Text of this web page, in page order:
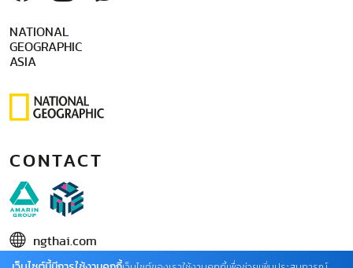
NATIONAL
GEOGRAPHIC
ASIA
CONTACT
ngthai.com
บริษัท เอเอ็มอี อิมเมจิเนทีฟ จำกัด